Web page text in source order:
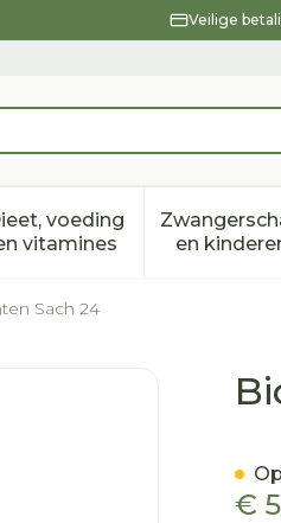
Veilige
voor Schoonheid,
voeding
vitamines
Toon submenu voor
en
Sach 24
€